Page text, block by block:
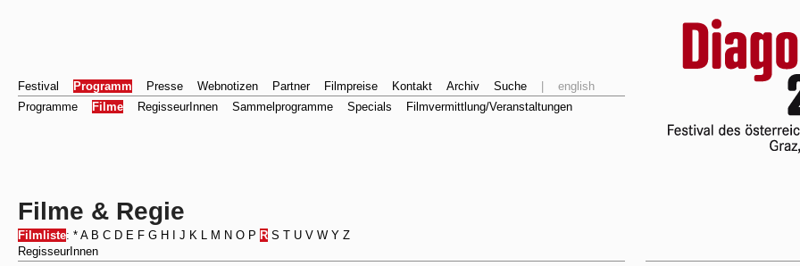
Festival Programm Presse Webnotizen Partner Filmpreise Kontakt Archiv Suche
english
Programme
Filme RegisseurInnen Sammelprogramme Specials Filmvermittlung/Veranstaltungen
Filme & Regie
Filmliste: * A B C D E F G H J K L M N O P R S T U V W Y Z
RegisseurInnen